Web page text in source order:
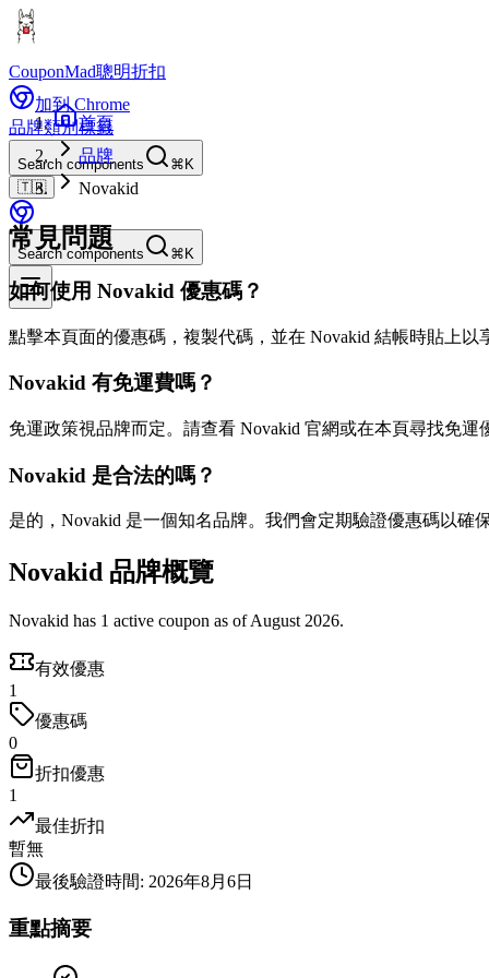
CouponMad聰明折扣
加到 Chrome
品牌類別標籤
Search components
⌘K
🇹🇼
Search components ⌘K
首頁
品牌
Novakid
常見問題
如何使用 Novakid 優惠碼？
點擊本頁面的優惠碼，複製代碼，並在 Novakid 結帳時貼上以
Novakid 有免運費嗎？
免運政策視品牌而定。請查看 Novakid 官網或在本頁尋找免運
Novakid 是合法的嗎？
是的，Novakid 是一個知名品牌。我們會定期驗證優惠碼以確
Novakid 品牌概覽
Novakid has 1 active coupon as of August 2026.
有效優惠
1
優惠碼
0
折扣優惠
1
最佳折扣
暫無
最後驗證時間: 2026年8月6日
重點摘要